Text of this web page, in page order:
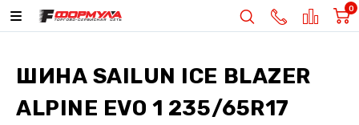
0
ШИНА SAILUN ICE BLAZER
ALPINE EVO 1 235/65R17